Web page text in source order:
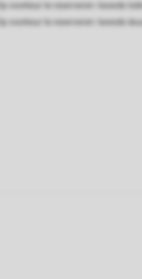
Op voorkeur te reserveren: tweede toilet
Op voorkeur te reserveren: tweede